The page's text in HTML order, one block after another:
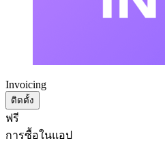
Invoicing
ติดตั้ง
ฟรี
การซื้อในแอป